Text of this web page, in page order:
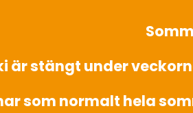
är stängt under
som normalt hela